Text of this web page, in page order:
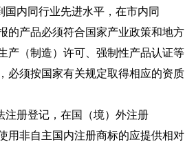
国内同行业先进水平，在市内同
的产品必须符合国家产业政策和地方
产（制造）许可、强制性产品认证等
必须按国家有关规定取得相应的资质
注册登记，在国（境）外注册
用非自主国内注册商标的应提供相对